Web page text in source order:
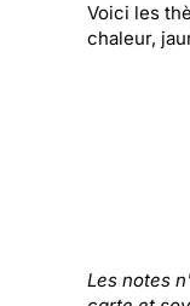
Voici les
chaleur,
Les notes